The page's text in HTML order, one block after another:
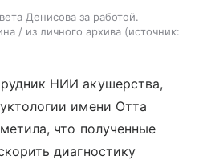
Денисова за работой.
/ из личного архива
источник:
НИИ акушерства,
имени Отта
что полученные
диагностику